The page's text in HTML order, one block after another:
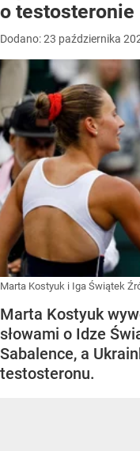
o testosteronie
Dodano:23 października
Marta Kostyuk i Iga Świątek
Marta Kostyuk
słowami o Idze
Sabalence, a
testosteronu.